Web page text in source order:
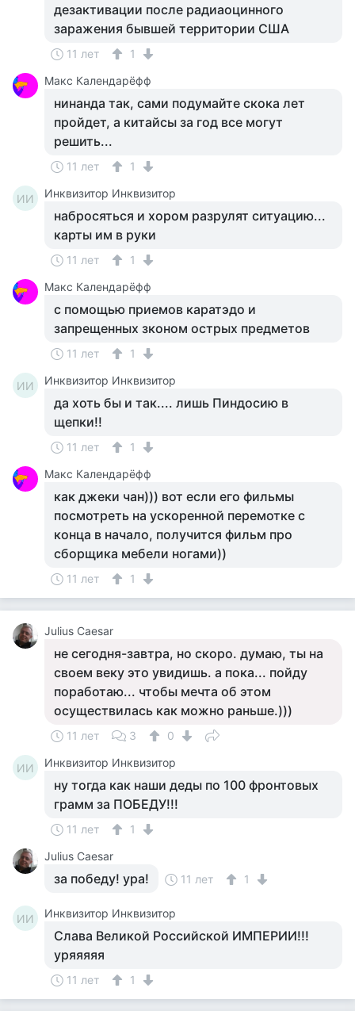
дезактивации после радиаоцинного
заражения бывшей территории США
11 лет
1
Макс Календарёфф
нинанда так, сами подумайте скока лет
пройдет, а китайсы за год все могут
решить...
11 лет 1
ИИ Инквизитор Инквизитор
набросяться и хором разрулят ситуацию...
карты им в руки
11 лет
1
Макс Календарёфф
с помощью приемов каратэдо и
запрещенных зконом острых предметов
11 лет 1
ИИ Инквизитор Инквизитор
да хоть бы и так.... лишь Пиндосию в
щепки!!
11 лет
1
Макс Календарёфф
как джеки чан))) вот если его фильмы
посмотреть на ускоренной перемотке с
конца в начало, получится фильм про
сборщика мебели ногами))
11 лет 1
Julius Caesar
не сегодня-завтра, но скоро. думаю, ты на
своем веку это увидишь. а пока... пойду
поработаю... чтобы мечта об этом
осуществилась как можно раньше.)))
11 лет 3 0
ИИ Инквизитор Инквизитор
ну тогда как наши деды по 100 фронтовых
грамм за ПОБЕДУ!!!
11 лет
1
Julius Caesar
за победу! ура! 11 лет 1
ИИ Инквизитор Инквизитор
Слава Великой Российской ИМПЕРИИ!!!
уряяяяя
11 лет 1